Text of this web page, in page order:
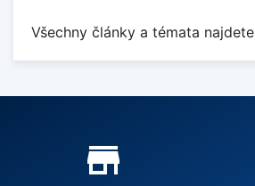
Všechny články a témata najdete
Proč nakupovat u nás?
store_mall_directory